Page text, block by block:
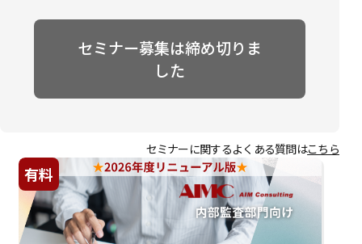
セミナー募集は締め切りま
した
セミナーに関するよくある質問はこちら
有料